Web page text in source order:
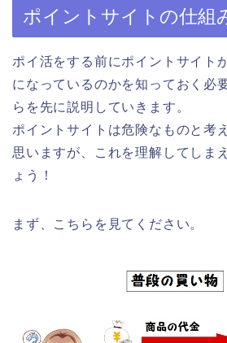
ポイントサイトの仕組
ポイ活をする前にポイントサイト
になっているのかを知っておく必
らを先に説明していきます。
ポイントサイトは危険なものと考
思いますが、これを理解してしま
ょう！
まず、こちらを見てください。